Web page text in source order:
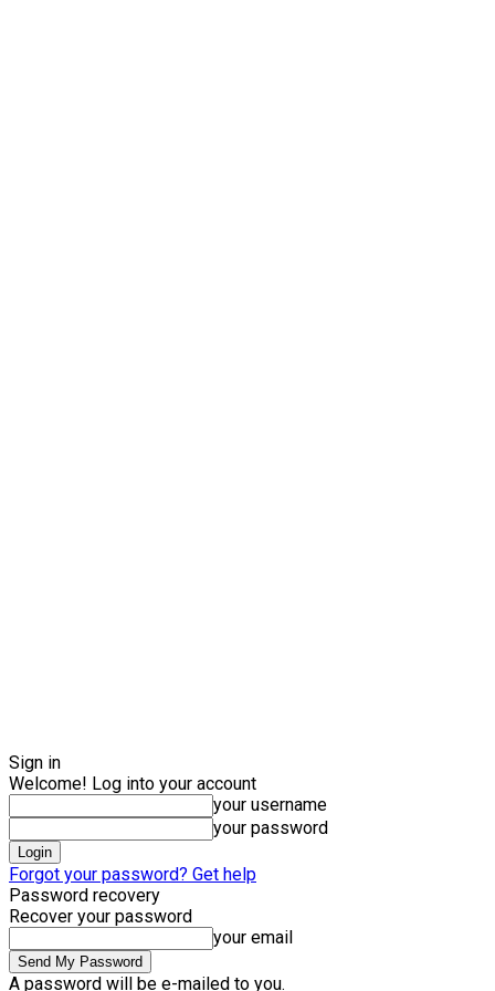
Sign in
Welcome! Log into your account
your username
your password
Forgot your password? Get help
Password recovery
Recover your password
your email
A password will be e-mailed to you.